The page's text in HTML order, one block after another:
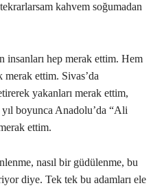
kahvem soğumadan
hep merak ettim. Hem
ettim. Sivas’da
yakanları merak ettim,
boyunca Anadolu’da “Ali
ettim.
nasıl bir güdülenme, bu
diye. Tek tek bu adamları ele